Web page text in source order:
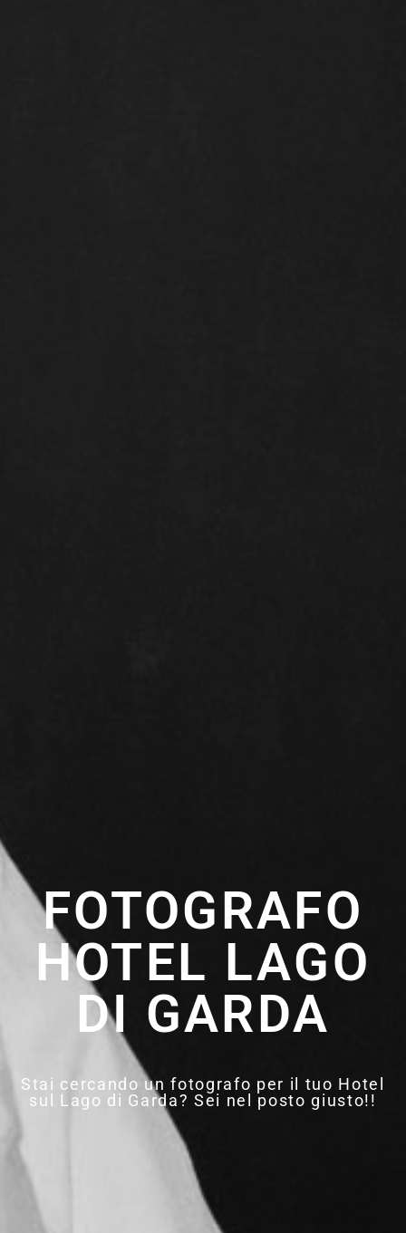
FOTOGRAFO
HOTEL LAGO
DI GARDA
Stai cercando un fotografo per il tuo Hotel
sul Lago di Garda? Sei nel posto giusto!!